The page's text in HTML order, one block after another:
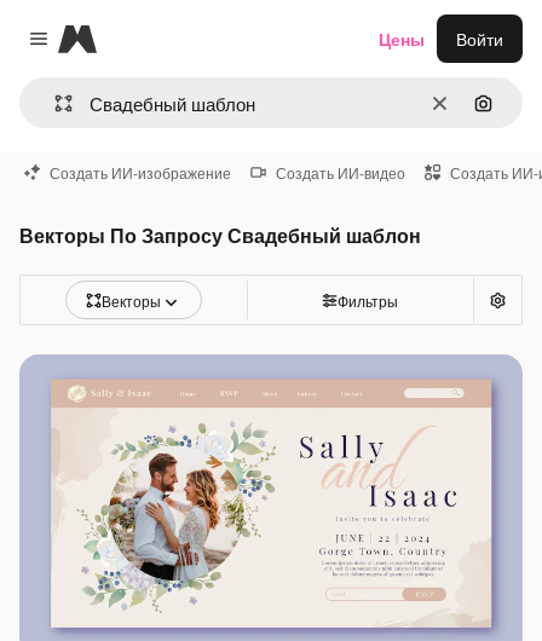
Close menu
Magnific
ОчиститьПоиск
Цены Войти
Создать ИИ-изображение Создать ИИ-видео Создать ИИ-
Векторы По Запросу Свадебный шаблон
Векторы Фильтры